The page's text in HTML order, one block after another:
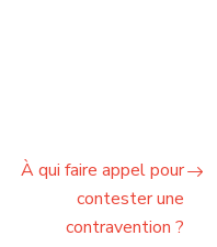
À qui faire appel pour
contester une
contravention ?